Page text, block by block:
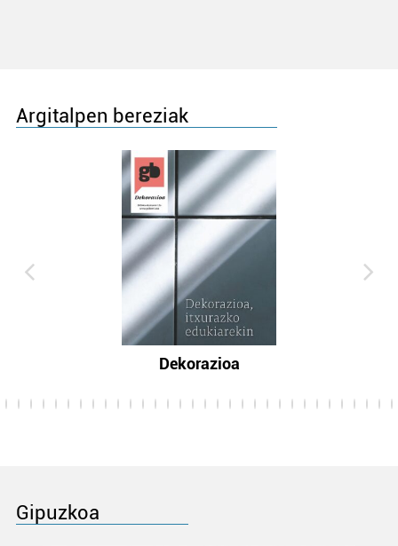
Argitalpen bereziak
Dekorazioa
Gipuzkoa